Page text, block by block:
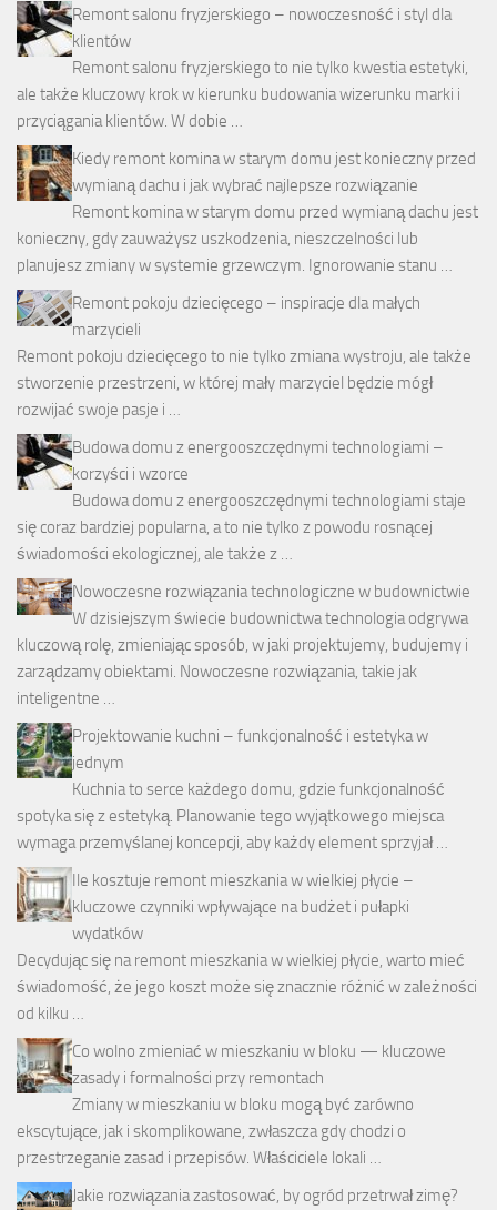
Remont salonu fryzjerskiego – nowoczesność i styl dla
klientów
Remont salonu fryzjerskiego to nie tylko kwestia estetyki,
ale także kluczowy krok w kierunku budowania wizerunku marki i
przyciągania klientów. W dobie …
Kiedy remont komina w starym domu jest konieczny przed
wymianą dachu i jak wybrać najlepsze rozwiązanie
Remont komina w starym domu przed wymianą dachu jest
konieczny, gdy zauważysz uszkodzenia, nieszczelności lub
planujesz zmiany w systemie grzewczym. Ignorowanie stanu …
Remont pokoju dziecięcego – inspiracje dla małych
marzycieli
Remont pokoju dziecięcego to nie tylko zmiana wystroju, ale także
stworzenie przestrzeni, w której mały marzyciel będzie mógł
rozwijać swoje pasje i …
Budowa domu z energooszczędnymi technologiami –
korzyści i wzorce
Budowa domu z energooszczędnymi technologiami staje
się coraz bardziej popularna, a to nie tylko z powodu rosnącej
świadomości ekologicznej, ale także z …
Nowoczesne rozwiązania technologiczne w budownictwie
W dzisiejszym świecie budownictwa technologia odgrywa
kluczową rolę, zmieniając sposób, w jaki projektujemy, budujemy i
zarządzamy obiektami. Nowoczesne rozwiązania, takie jak
inteligentne …
Projektowanie kuchni – funkcjonalność i estetyka w
jednym
Kuchnia to serce każdego domu, gdzie funkcjonalność
spotyka się z estetyką. Planowanie tego wyjątkowego miejsca
wymaga przemyślanej koncepcji, aby każdy element sprzyjał …
Ile kosztuje remont mieszkania w wielkiej płycie –
kluczowe czynniki wpływające na budżet i pułapki
wydatków
Decydując się na remont mieszkania w wielkiej płycie, warto mieć
świadomość, że jego koszt może się znacznie różnić w zależności
od kilku …
Co wolno zmieniać w mieszkaniu w bloku — kluczowe
zasady i formalności przy remontach
Zmiany w mieszkaniu w bloku mogą być zarówno
ekscytujące, jak i skomplikowane, zwłaszcza gdy chodzi o
przestrzeganie zasad i przepisów. Właściciele lokali …
Jakie rozwiązania zastosować, by ogród przetrwał zimę?